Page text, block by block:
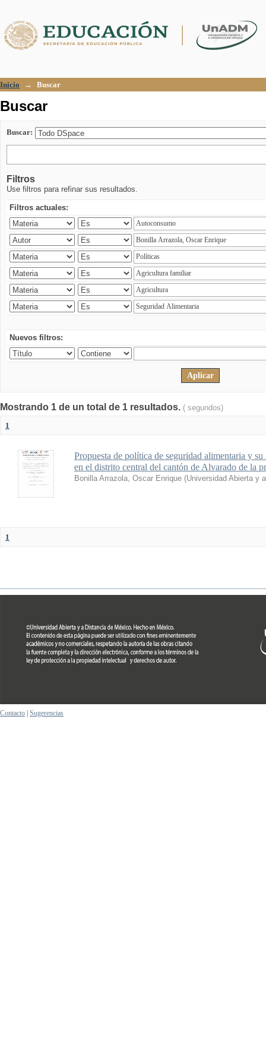
Inicio → Buscar
Buscar
Buscar:
Filtros
Use filtros para refinar sus resultados.
Filtros actuales:
Nuevos filtros:
Mostrando 1 de un total de 1 resultados. ( segundos)
1
Propuesta de política de seguridad alimentaria y
en el distrito central del cantón de Alvarado de la
Bonilla Arrazola, Oscar Enrique (Universidad Abierta y
1
Contacto Sugerencias